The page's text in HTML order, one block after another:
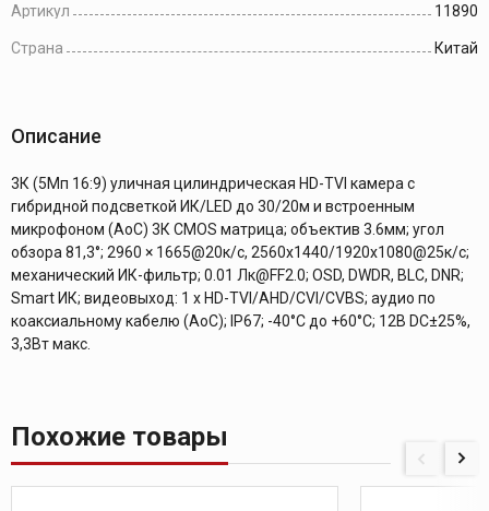
Артикул 11890
Страна Китай
Описание
3К (5Мп 16:9) уличная цилиндрическая HD-TVI камера с
гибридной подсветкой ИК/LED до 30/20м и встроенным
микрофоном (AoC) 3К CMOS матрица; объектив 3.6мм; угол
обзора 81,3°; 2960 × 1665@20к/с, 2560x1440/1920x1080@25к/с;
механический ИК-фильтр; 0.01 Лк@FF2.0; OSD, DWDR, BLC, DNR;
Smart ИК; видеовыход: 1 х HD-TVI/AHD/CVI/CVBS; аудио по
коаксиальному кабелю (AoC); IP67; -40°С до +60°С; 12В DC±25%,
3,3Вт макс.
Похожие товары